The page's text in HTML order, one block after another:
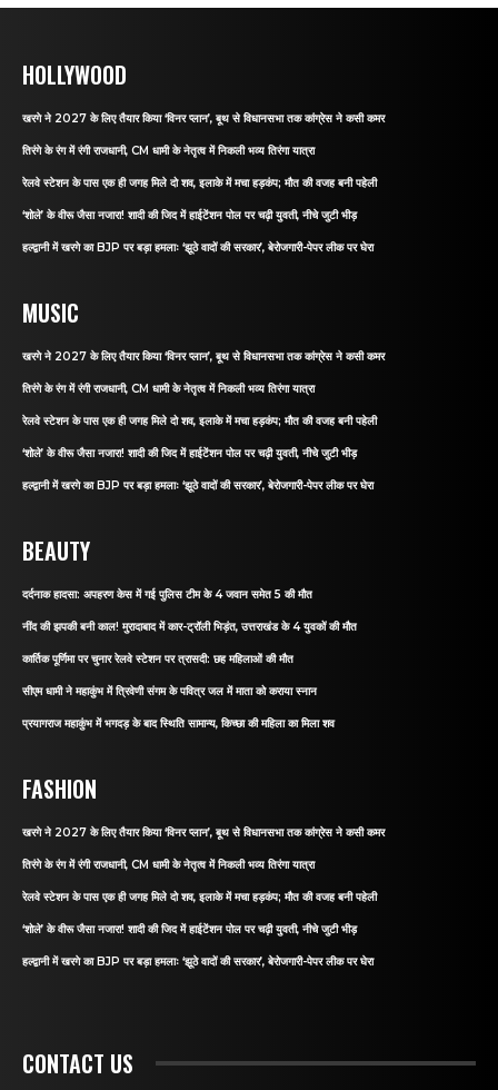
HOLLYWOOD
खरगे ने 2027 के लिए तैयार किया ‘विनर प्लान’, बूथ से विधानसभा तक कांग्रेस ने कसी कमर
तिरंगे के रंग में रंगी राजधानी, CM धामी के नेतृत्व में निकली भव्य तिरंगा यात्रा
रेलवे स्टेशन के पास एक ही जगह मिले दो शव, इलाके में मचा हड़कंप; मौत की वजह बनी पहेली
‘शोले’ के वीरू जैसा नजारा! शादी की जिद में हाईटेंशन पोल पर चढ़ी युवती, नीचे जुटी भीड़
हल्द्वानी में खरगे का BJP पर बड़ा हमलाः ‘झूठे वादों की सरकार’, बेरोजगारी-पेपर लीक पर घेरा
MUSIC
खरगे ने 2027 के लिए तैयार किया ‘विनर प्लान’, बूथ से विधानसभा तक कांग्रेस ने कसी कमर
तिरंगे के रंग में रंगी राजधानी, CM धामी के नेतृत्व में निकली भव्य तिरंगा यात्रा
रेलवे स्टेशन के पास एक ही जगह मिले दो शव, इलाके में मचा हड़कंप; मौत की वजह बनी पहेली
‘शोले’ के वीरू जैसा नजारा! शादी की जिद में हाईटेंशन पोल पर चढ़ी युवती, नीचे जुटी भीड़
हल्द्वानी में खरगे का BJP पर बड़ा हमलाः ‘झूठे वादों की सरकार’, बेरोजगारी-पेपर लीक पर घेरा
BEAUTY
दर्दनाक हादसा: अपहरण केस में गई पुलिस टीम के 4 जवान समेत 5 की मौत
नींद की झपकी बनी काल! मुरादाबाद में कार-ट्रॉली भिड़ंत, उत्तराखंड के 4 युवकों की मौत
कार्तिक पूर्णिमा पर चुनार रेलवे स्टेशन पर त्रासदी: छह महिलाओं की मौत
सीएम धामी ने महाकुंभ में त्रिवेणी संगम के पवित्र जल में माता को कराया स्नान
प्रयागराज महाकुंभ में भगदड़ के बाद स्थिति सामान्य, किच्छा की महिला का मिला शव
FASHION
खरगे ने 2027 के लिए तैयार किया ‘विनर प्लान’, बूथ से विधानसभा तक कांग्रेस ने कसी कमर
तिरंगे के रंग में रंगी राजधानी, CM धामी के नेतृत्व में निकली भव्य तिरंगा यात्रा
रेलवे स्टेशन के पास एक ही जगह मिले दो शव, इलाके में मचा हड़कंप; मौत की वजह बनी पहेली
‘शोले’ के वीरू जैसा नजारा! शादी की जिद में हाईटेंशन पोल पर चढ़ी युवती, नीचे जुटी भीड़
हल्द्वानी में खरगे का BJP पर बड़ा हमलाः ‘झूठे वादों की सरकार’, बेरोजगारी-पेपर लीक पर घेरा
CONTACT US